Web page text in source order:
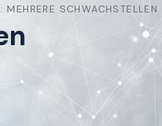
MEHRERE SCHWACHSTELLEN